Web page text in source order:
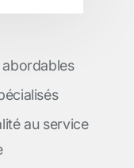
au service